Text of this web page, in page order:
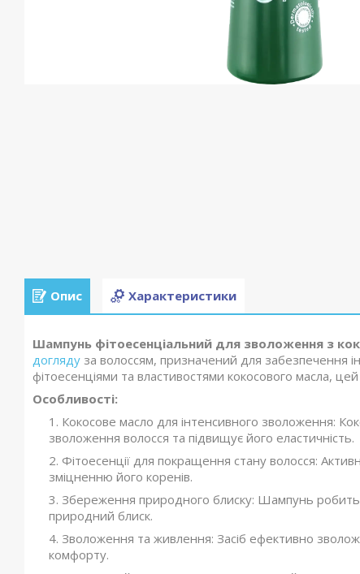
Опис Характеристики
Шампунь фітоесенціальний для зволоження з
догляду за волоссям, призначений для забезпечення
фітоесенціями та властивостями кокосового масла,
Особливості:
Кокосове масло для інтенсивного зволоження:
зволоження волосся та підвищує його еластичність.
Фітоесенції для покращення стану волосся:
зміцненню його коренів.
Збереження природного блиску: Шампунь робить
природний блиск.
Зволоження та живлення: Засіб ефективно
комфорту.